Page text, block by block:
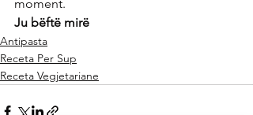
moment.
Ju bëftë mirë
Antipasta
Receta Per Sup
Receta Vegjetariane